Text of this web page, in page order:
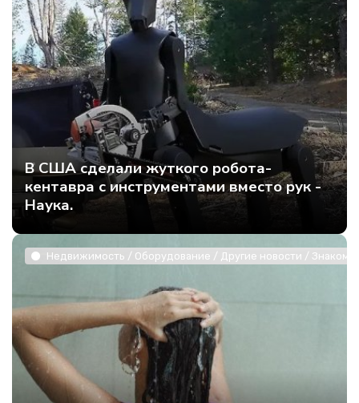
В США сделали жуткого робота-
кентавра с инструментами вместо рук -
Наука.
Недвижимость / Оборудование / Другие новости /